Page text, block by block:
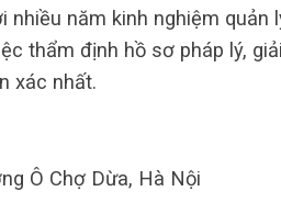
năm kinh nghiệm quản
thẩm định hồ sơ pháp lý,
xác nhất.
Ô Chợ Dừa, Hà Nội